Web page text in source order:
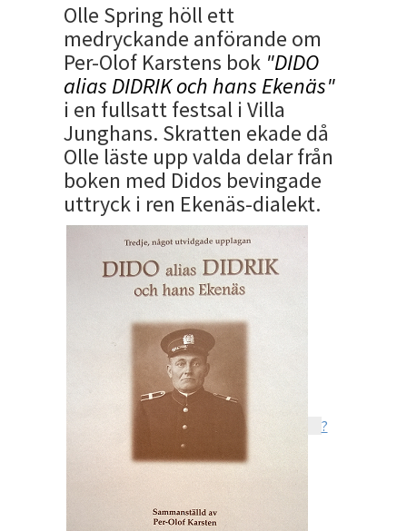
Olle Spring höll ett
medryckande anförande om
Per-Olof Karstens bok "DIDO
alias DIDRIK och hans Ekenäs"
i en fullsatt festsal i Villa
Junghans. Skratten ekade då
Olle läste upp valda delar från
boken med Didos bevingade
uttryck i ren Ekenäs-dialekt.
?